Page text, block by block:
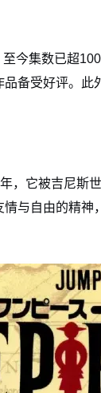
今集数已超
备受好评。
，它被吉尼斯
与自由的精